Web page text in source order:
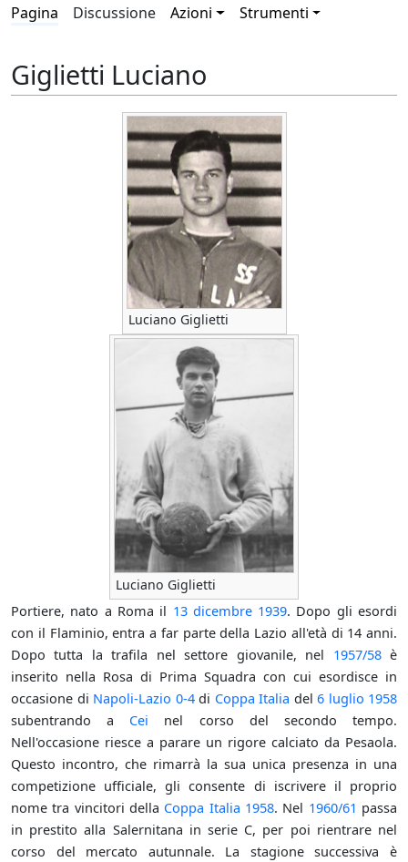
Pagina Discussione Azioni Strumenti
Giglietti Luciano
Luciano Giglietti
Luciano Giglietti
Portiere, nato a Roma il 13 dicembre 1939. Dopo gli esordi
con il Flaminio, entra a far parte della Lazio all'età di 14 anni.
Dopo tutta la trafila nel settore giovanile, nel 1957/58è
inserito nella Rosa di Prima Squadra con cui esordisce in
occasione di Napoli-Lazio 0-4di Coppa Italia del 6 luglio 1958
subentrando a Cei nel corso del secondo tempo.
Nell'occasione riesce a parare un rigore calciato da Pesaola.
Questo incontro, che rimarrà la sua unica presenza in una
competizione ufficiale, gli consente di iscrivere il proprio
nome tra vincitori della Coppa Italia 1958. Nel 1960/61 passa
in prestito alla Salernitana in serie C, per poi rientrare nel
corso del mercato autunnale. La stagione successiva è